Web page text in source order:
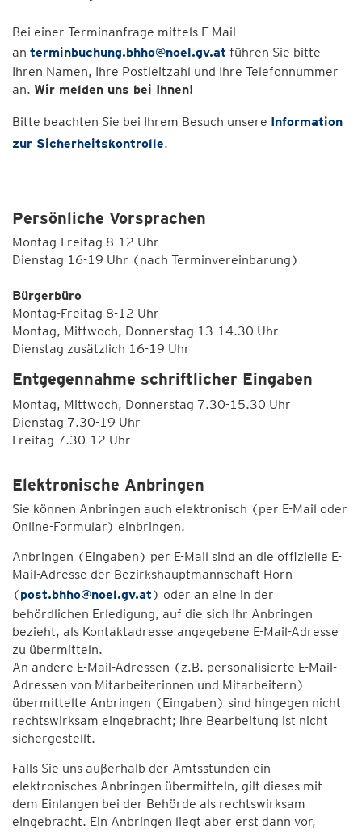
Bei einer Terminanfrage mittels E-Mail
an terminbuchung.bhho@noel.gv.at führen Sie bitte
Ihren Namen, Ihre Postleitzahl und Ihre Telefonnummer
an. Wir melden uns bei Ihnen!
Bitte beachten Sie bei Ihrem Besuch unsere Information
zur Sicherheitskontrolle.
Persönliche Vorsprachen
Montag-Freitag 8-12 Uhr
Dienstag 16-19 Uhr (nach Terminvereinbarung)
Bürgerbüro
Montag-Freitag 8-12 Uhr
Montag, Mittwoch, Donnerstag 13-14.30 Uhr
Dienstag zusätzlich 16-19 Uhr
Entgegennahme schriftlicher Eingaben
Montag, Mittwoch, Donnerstag 7.30-15.30 Uhr
Dienstag 7.30-19 Uhr
Freitag 7.30-12 Uhr
Elektronische Anbringen
Sie können Anbringen auch elektronisch (per E-Mail oder
Online-Formular) einbringen.
Anbringen (Eingaben) per E-Mail sind an die offizielle E-
Mail-Adresse der Bezirkshauptmannschaft Horn
(post.bhho@noel.gv.at) oder an eine in der
behördlichen Erledigung, auf die sich Ihr Anbringen
bezieht, als Kontaktadresse angegebene E-Mail-Adresse
zu übermitteln.
An andere E-Mail-Adressen (z.B. personalisierte E-Mail-
Adressen von Mitarbeiterinnen und Mitarbeitern)
übermittelte Anbringen (Eingaben) sind hingegen nicht
rechtswirksam eingebracht; ihre Bearbeitung ist nicht
sichergestellt.
Falls Sie uns außerhalb der Amtsstunden ein
elektronisches Anbringen übermitteln, gilt dieses mit
dem Einlangen bei der Behörde als rechtswirksam
eingebracht. Ein Anbringen liegt aber erst dann vor,